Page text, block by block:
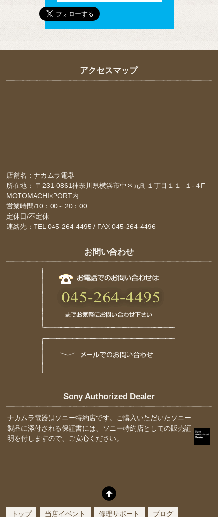
アクセスマップ
店舗名：ナカムラ電器
所在地： 〒231-0861神奈川県横浜市中区元町１丁目１１−１-４F
MOTOMACHI×PORT内
営業時間/10：00～20：00
定休日/不定休
連絡先：TEL 045-264-4495 / FAX 045-264-4496
お問い合わせ
Sony Authorized Dealer
ナカムラ電器はソニー特約店です。ご購入いただいたソニー
製品に添付される保証書には、ソニー特約店としての販売証
明を付しますので、ご安心ください。
トップ 当店イベント 修理サポート ブログ